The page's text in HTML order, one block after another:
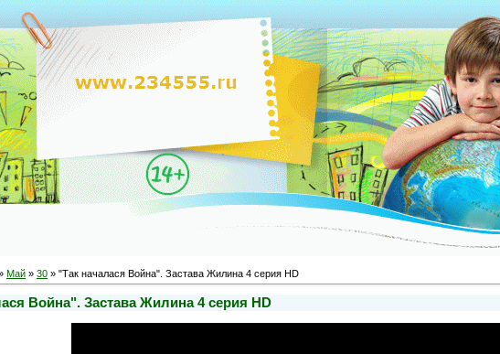
Май » 30 » "Так началася Война". Застава Жилина 4 серия HD
Война". Застава Жилина 4 серия HD